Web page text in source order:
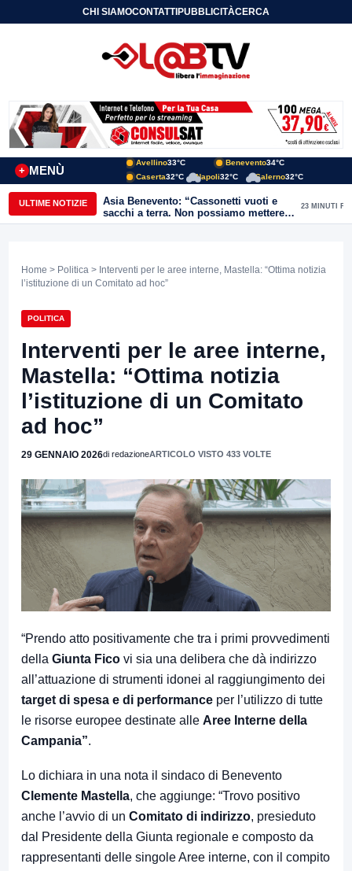
CHI SIAMOCONTATTIPUBBLICITÀCERCA
MENÙ
+
Avellino33°C Benevento34°C
Caserta32°C Napoli32°C Salerno32°C
ULTIME NOTIZIE
Asia Benevento: “Cassonetti vuoti e
sacchi a terra. Non possiamo mettere
una toppa alla mancanza di rispetto”
23 MINUTI FA
Home > Politica > Interventi per le aree interne, Mastella: “Ottima notizia
l’istituzione di un Comitato ad hoc”
POLITICA
Interventi per le aree interne,
Mastella: “Ottima notizia
l’istituzione di un Comitato
ad hoc”
29 GENNAIO 2026di redazioneARTICOLO VISTO 433 VOLTE
“Prendo atto positivamente che tra i primi provvedimenti
della Giunta Fico vi sia una delibera che dà indirizzo
all’attuazione di strumenti idonei al raggiungimento dei
target di spesa e di performance per l’utilizzo di tutte
le risorse europee destinate alle Aree Interne della
Campania”.
Lo dichiara in una nota il sindaco di Benevento
Clemente Mastella, che aggiunge: “Trovo positivo
anche l’avvio di un Comitato di indirizzo, presieduto
dal Presidente della Giunta regionale e composto da
rappresentanti delle singole Aree interne, con il compito